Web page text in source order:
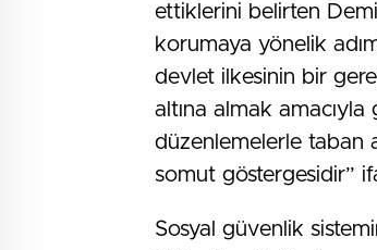
ettiklerini belirten
korumaya yönelik
devlet ilkesinin bir
altına almak amacıyla
düzenlemelerle taban
somut göstergesidir”
Sosyal güvenlik